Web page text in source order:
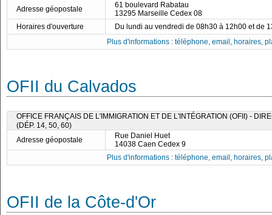
Adresse géopostale
61 boulevard Rabatau
13295 Marseille Cedex 08
Horaires d'ouverture
Du lundi au vendredi de 08h30 à 12h00 et de
Plus d'informations : téléphone, email, horaires,
OFII du Calvados
OFFICE FRANÇAIS DE L'IMMIGRATION ET DE L'INTÉGRATION (OFII) -
(DÉP. 14, 50, 60)
Adresse géopostale
Rue Daniel Huet
14038 Caen Cedex 9
Plus d'informations : téléphone, email, horaires,
OFII de la Côte-d'Or